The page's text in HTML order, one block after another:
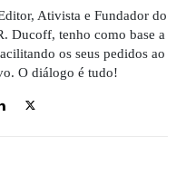
Ativista e Fundador do
Ducoff, tenho como base a
os seus pedidos ao
O diálogo é tudo!